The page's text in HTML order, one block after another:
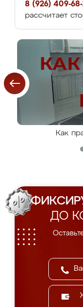
8 (926) 409-
рассчитает
Как
ДО